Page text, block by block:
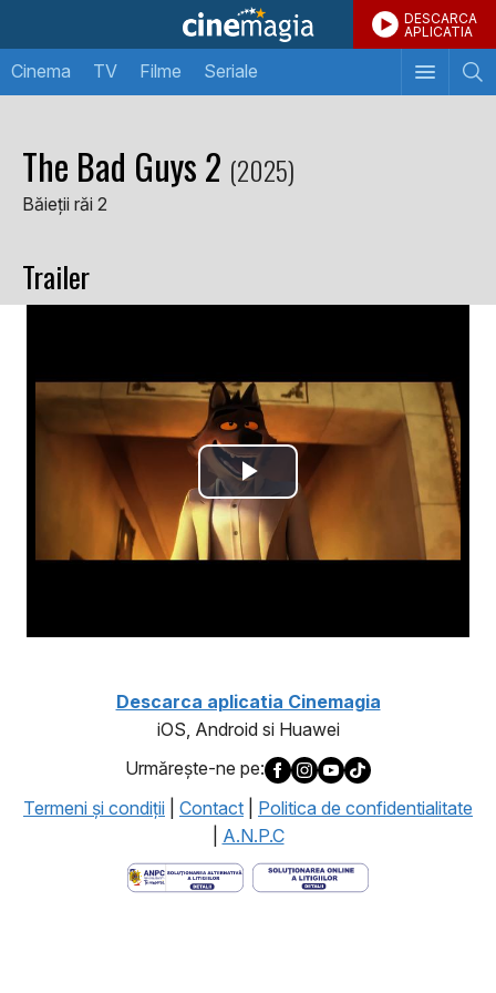
DESCARCA
APLICATIA
Cinema TV Filme Seriale
The Bad Guys 2 (2025)
Băieții răi 2
Trailer
Descarca aplicatia Cinemagia
iOS, Android si Huawei
Urmăreşte-ne pe:
Termeni şi condiţii
Contact
Politica de confidentialitate
A.N.P.C